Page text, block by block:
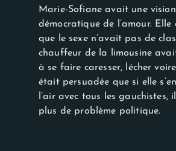
Marie-Sofiane avait une
démocratique de l’amour. Elle
que le sexe n’avait pas de
chauffeur de la limousine
à se faire caresser, lécher
était persuadée que si elle
l’air avec tous les gauchistes,
plus de problème politique.
certaines
fonctionnalités
disparaîtront
du site Web.